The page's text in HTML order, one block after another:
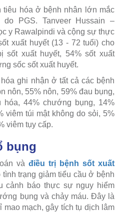
tiêu hóa ở bệnh nhân lớn mắc
do PGS. Tanveer Hussain –
y Rawalpindi và cộng sự thực
xuất huyết (13 - 72 tuổi) cho
sốt xuất huyết, 54% sốt xuất
sốc sốt xuất huyết.
ghi nhận ở tất cả các bệnh
nôn, 55% nôn, 59% đau bụng,
44% chướng bụng, 14%
viêm túi mật không do sỏi, 5%
viêm tụy cấp.
bụng
và điều trị bệnh sốt xuất
tình trạng giảm tiểu cầu ở bệnh
cảnh báo thực sự nguy hiểm
bụng và chảy máu. Đây là
mao mạch, gây tích tụ dịch lâm